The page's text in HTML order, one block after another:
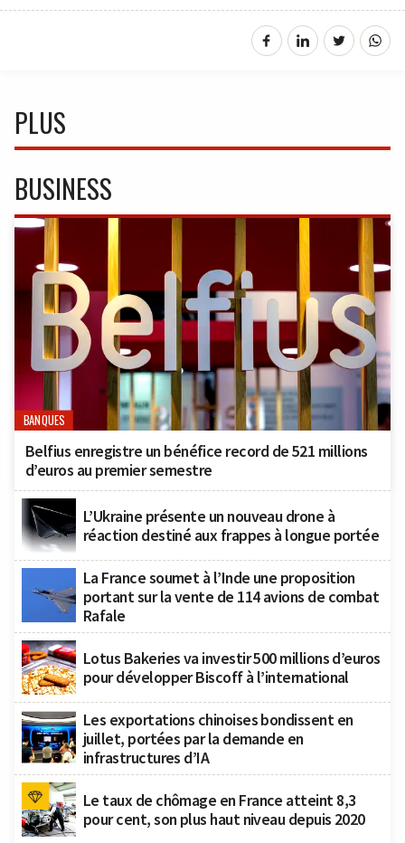
PLUS
BUSINESS
BANQUES
Belfius enregistre un bénéfice record de 521 millions
d’euros au premier semestre
L’Ukraine présente un nouveau drone à
réaction destiné aux frappes à longue portée
La France soumet à l’Inde une proposition
portant sur la vente de 114 avions de combat
Rafale
Lotus Bakeries va investir 500 millions d’euros
pour développer Biscoff à l’international
Les exportations chinoises bondissent en
juillet, portées par la demande en
infrastructures d’IA
Le taux de chômage en France atteint 8,3
pour cent, son plus haut niveau depuis 2020